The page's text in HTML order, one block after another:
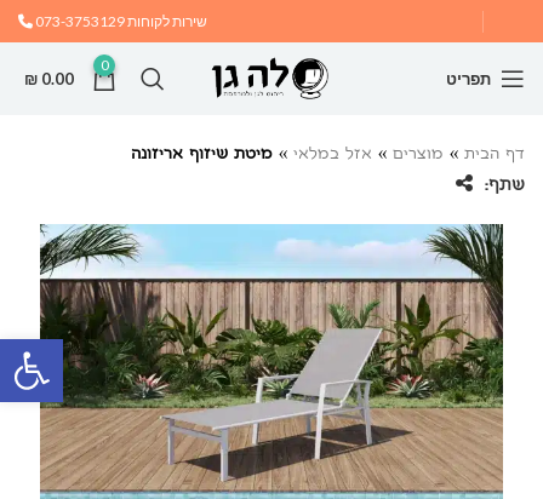
שירות לקוחות073-3753129
תפריט
0
₪ 0.00
דף הבית » מוצרים » אזל במלאי » מיטת שיזוף אריזונה
שתף: